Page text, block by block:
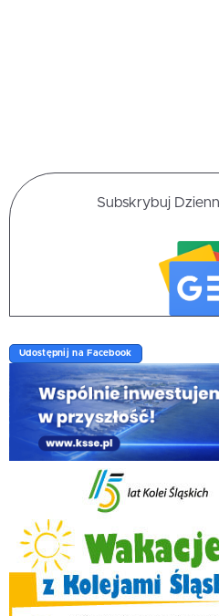
Subskrybuj
Udostępnij na Facebook